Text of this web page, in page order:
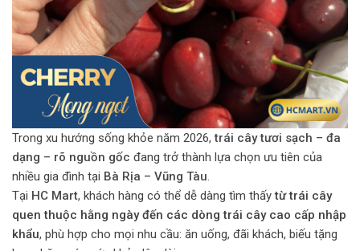
Trong xu hướng sống khỏe năm 2026,trái cây tươi sạch – đa
dạng – rõ nguồn gốc đang trở thành lựa chọn ưu tiên của
nhiều gia đình tại Bà Rịa – Vũng Tàu
Tại HC Mart, khách hàng có thể dễ dàng tìm thấytừ trái cây
quen thuộc hằng ngày đến các dòng trái cây cao cấp nhập
khẩu, phù hợp cho mọi nhu cầu: ăn uống, đãi khách, biếu tặng